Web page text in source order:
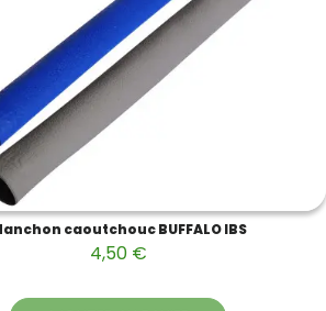
caoutchouc BUFFALO IBS
4,50 €